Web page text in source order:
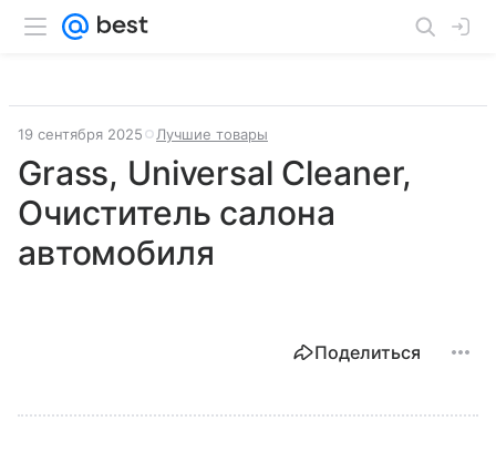
19 сентября 2025 Лучшие товары
Grass, Universal Cleaner,
Очиститель салона
автомобиля
Поделиться